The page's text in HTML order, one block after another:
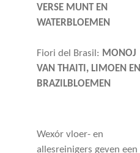
VERSE MUNT EN
WATERBLOEMEN
Fiori del Brasil: MONOJ
VAN THAITI, LIMOEN EN
BRAZILBLOEMEN
Wexór vloer- en
allesreinigers geven een